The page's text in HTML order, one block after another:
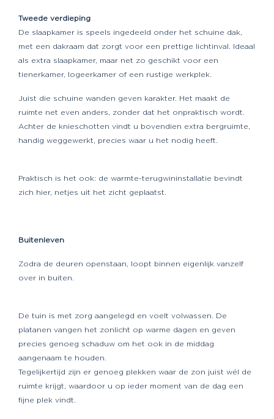
Tweede verdieping
De slaapkamer is speels ingedeeld onder het schuine dak,
met een dakraam dat zorgt voor een prettige lichtinval. Ideaal
als extra slaapkamer, maar net zo geschikt voor een
tienerkamer, logeerkamer of een rustige werkplek.
Juist die schuine wanden geven karakter. Het maakt de
ruimte net even anders, zonder dat het onpraktisch wordt.
Achter de knieschotten vindt u bovendien extra bergruimte,
handig weggewerkt, precies waar u het nodig heeft.
Praktisch is het ook: de warmte-terugwininstallatie bevindt
zich hier, netjes uit het zicht geplaatst.
Buitenleven
Zodra de deuren openstaan, loopt binnen eigenlijk vanzelf
over in buiten.
De tuin is met zorg aangelegd en voelt volwassen. De
platanen vangen het zonlicht op warme dagen en geven
precies genoeg schaduw om het ook in de middag
aangenaam te houden.
Tegelijkertijd zijn er genoeg plekken waar de zon juist wél de
ruimte krijgt, waardoor u op ieder moment van de dag een
fijne plek vindt.